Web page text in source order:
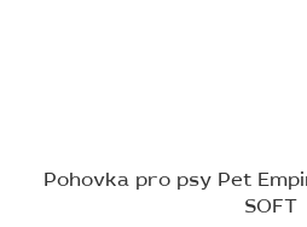
Pohovka pro psy Pet
SOFT